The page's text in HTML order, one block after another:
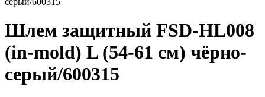
Шлем защитный FSD-HL008
(in-mold) L (54-61 см) чёрно-
серый/600315